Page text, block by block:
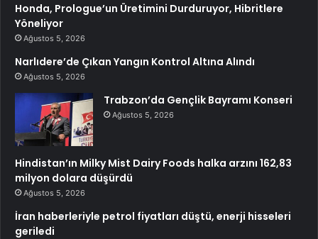
Honda, Prologue’un Üretimini Durduruyor, Hibritlere
Yöneliyor
Ağustos 5, 2026
Narlıdere’de Çıkan Yangın Kontrol Altına Alındı
Ağustos 5, 2026
Trabzon’da Gençlik Bayramı Konseri
Ağustos 5, 2026
Hindistan’ın Milky Mist Dairy Foods halka arzını 162,83
milyon dolara düşürdü
Ağustos 5, 2026
İran haberleriyle petrol fiyatları düştü, enerji hisseleri
geriledi